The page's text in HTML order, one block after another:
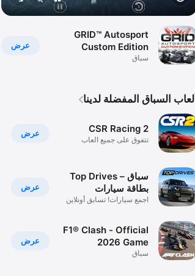
عرض
GRID™ Autosport
Custom Edition
سباق
ألعاب السباق المفضلة لدينا
عرض CSR Racing 2
تتفوق على جميع العاب
عرض
Top Drives – سباق
بطاقة سيارات
اجمع سيارات! تسابق أونلاين
عرض
F1® Clash - Official
2026 Game
سباق